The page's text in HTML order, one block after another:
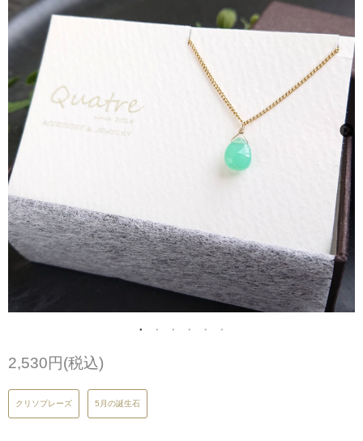
2,530円(税込)
クリソプレーズ 5月の誕生石